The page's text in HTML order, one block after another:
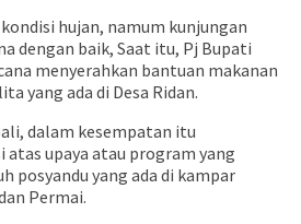
hujan, namum kunjungan
dengan baik, Saat itu, Pj Bupati
menyerahkan bantuan makanan
yang ada di Desa Ridan.
dalam kesempatan itu
atas upaya atau program yang
posyandu yang ada di kampar
Permai.